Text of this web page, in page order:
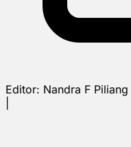
Editor: Nandra F Piliang